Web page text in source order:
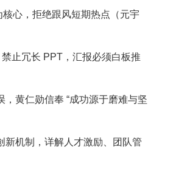
核心，拒绝跟风短期热点（元宇
止冗长 PPT，汇报必须白板推
黄仁勋信奉 “成功源于磨难与坚
新机制，详解人才激励、团队管